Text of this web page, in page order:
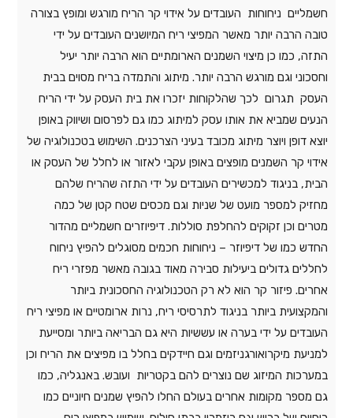
חשמליים ניחוחות העובדים על אידוי קר הריח מורגש ומופץ בצורה
טובה הרבה יותר מאשר המפיצי ריח המיושנים העובדים על ידי
התזה, כמו כן מיצוי השמנים הארומתיים הוא הרבה יותר יעיל
וחסכוני וגם מורגש הרבה יותר. מיתוג והתמדה בריח מסוים בבית
העסק תגרום לכך שהלקוחות יזכרו את בית העסק על ידי הריח
הנעים שמביא את אותו עסק למיתוג כמו גם לפרסום ושיווק באופן
יוצא דופן ויוצר מיתוג מכובד בעיני הצרכנים. השימוש בטכנולוגיה של
אידוי קר השמנים מופצים באופן עקבי לאזור או לחלל של העסק או
הבית, בניגוד למכשירים העובדים על ידי התזה שהריח שלהם
מחזיק למספר מועט של שניות וגם מכסים שטח קטן של כמה
מטרים וכן זקוקים להחלפת סוללות. דיפיוזרים חשמליים מהדור
החדש כמו של דיפיוזר – ניחוחות חכמים מסוגלים להפיץ ניחוח
לחללים גדולים ביעילות סבירה מאוד בגובה מאשר מפזרי ריח
אחרים. פיזור קר הוא לא רק הטכנולוגיה החסכונית ביותר
והמקצועית ביותר בניגוד לתרסיסי ריח, נרות ארומטיים או מפיצי ריח
העובדים על ידי בערה או עששיות היא גם הבריאה ביותר ומסייעת
למניעת מיקרואורגניזמים וגם חיידקים בחלל בו מפיצים את הריח וכן
במערכות המיזוג שם נוצרים להם בקטריות ועובש. באנגליה, כמו
גם מספר מקומות אחרים בעולם החלו להפיץ שמנים חיוניים כמו